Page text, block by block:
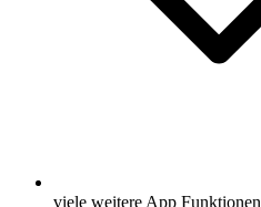
viele weitere App Funktionen